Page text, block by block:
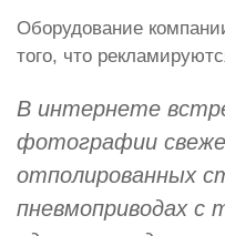
Оборудование
того, что
В интернете
фотографии
отполированных
пневмоприводах с